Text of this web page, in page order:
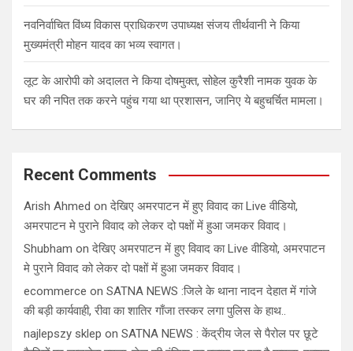
नवनिर्वाचित विंध्य विकास प्राधिकरण उपाध्यक्ष संजय तीर्थवानी ने किया
मुख्यमंत्री मोहन यादव का भव्य स्वागत।
लूट के आरोपी को अदालत ने किया दोषमुक्त, सोहेल कुरैशी नामक युवक के
घर की नपित तक करने पहुंच गया था प्रशासन, जानिए ये बहुचर्चित मामला।
Recent Comments
Arish Ahmed onदेखिए अमरपाटन में हुए विवाद का Live वीडियो,
अमरपाटन मे पुराने विवाद को लेकर दो पक्षों में हुआ जमकर विवाद।
Shubham onदेखिए अमरपाटन में हुए विवाद का Live वीडियो, अमरपाटन
मे पुराने विवाद को लेकर दो पक्षों में हुआ जमकर विवाद।
ecommerce on SATNA NEWS :जिले के थाना नादन देहात में गांजे
की बड़ी कार्यवाही, रीवा का शातिर गाँजा तस्कर लगा पुलिस के हाथ..
najlepszy sklep on SATNA NEWS : केंद्रीय जेल से पैरोल पर छूटे